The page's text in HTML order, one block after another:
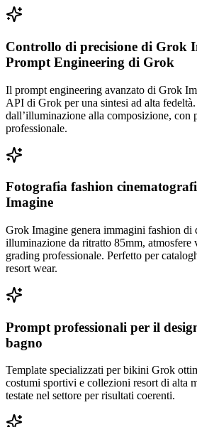
Controllo di precisione di Grok
Prompt Engineering di Grok
Il prompt engineering avanzato di Grok
API di Grok per una sintesi ad alta
dall’illuminazione alla composizione, con
professionale.
Fotografia fashion
Imagine
Grok Imagine genera immagini fashion di
illuminazione da ritratto 85mm, atmosfere
grading professionale. Perfetto per
resort wear.
Prompt professionali per il
bagno
Template specializzati per bikini Grok
costumi sportivi e collezioni resort di alta
testate nel settore per risultati coerenti.